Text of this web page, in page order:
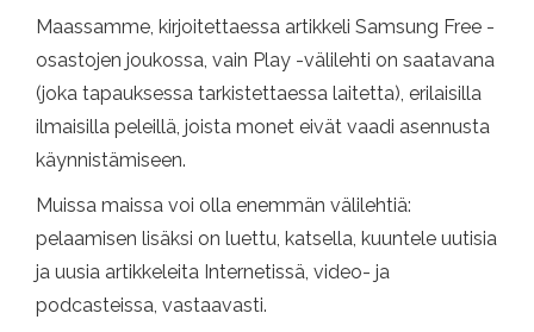
Maassamme, kirjoitettaessa artikkeli Samsung Free -
osastojen joukossa, vain Play -välilehti on saatavana
(joka tapauksessa tarkistettaessa laitetta), erilaisilla
ilmaisilla peleillä, joista monet eivät vaadi asennusta
käynnistämiseen.
Muissa maissa voi olla enemmän välilehtiä:
pelaamisen lisäksi on luettu, katsella, kuuntele uutisia
ja uusia artikkeleita Internetissä, video- ja
podcasteissa, vastaavasti.